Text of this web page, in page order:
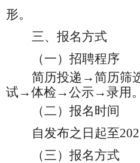
形。
三、报名方式
（一）招聘程序
简历投递 →简历筛
试→体检→公示→录用。
（二）报名时间
自发布之日起至202
（三） 报名方式